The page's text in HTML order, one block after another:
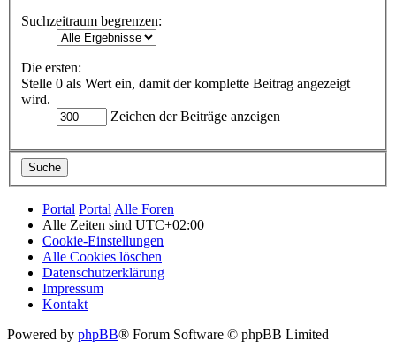
Suchzeitraum begrenzen:
Die ersten:
Stelle 0 als Wert ein, damit der komplette Beitrag angezeigt
wird.
Zeichen der Beiträge anzeigen
Portal Portal Alle Foren
Alle Zeiten sind UTC+02:00
Cookie-Einstellungen
Alle Cookies löschen
Datenschutzerklärung
Impressum
Kontakt
Powered by phpBB® Forum Software © phpBB Limited